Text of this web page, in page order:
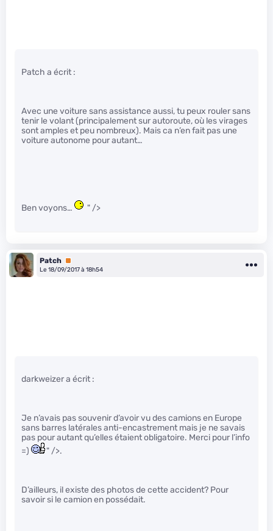
Patch a écrit :
Avec une voiture sans assistance aussi, tu peux rouler sans
tenir le volant (principalement sur autoroute, où les virages
sont amples et peu nombreux). Mais ca n’en fait pas une
voiture autonome pour autant…
Ben voyons… " />
Patch Premium
Le 18/09/2017 à 18h54
darkweizer a écrit :
Je n’avais pas souvenir d’avoir vu des camions en Europe
sans barres latérales anti-encastrement mais je ne savais
pas pour autant qu’elles étaient obligatoire. Merci pour l’info
=)
" />.
D’ailleurs, il existe des photos de cette accident? Pour
savoir si le camion en possédait.